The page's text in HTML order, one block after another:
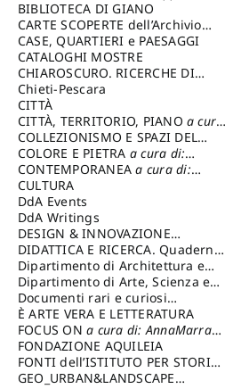
Lionello
BIBLIOTECA DI GIANO
CARTE SCOPERTE dell’Archivio
Storico Capitolino
CASE, QUARTIERI e PAESAGGI
CATALOGHI MOSTRE
CHIAROSCURO. RICERCHE DI
STORIA E STORIA DELL'ARTE
cura di: Di Carpegna Falconieri
Tommaso
Chieti-Pescara
CITTÀ
CITTÀ, TERRITORIO, PIANO a cura
di: Imbesi Giuseppe
COLLEZIONISMO E SPAZI DEL
COLLEZIONISMO a cura di:
Magnani Lauro
COLORE E PIETRA a cura di:
Selvaggi Giuseppe
CONTEMPORANEAa cura di:
Gubinelli Luna
CULTURA
DdA Events
DdA Writings
DESIGN & INNOVAZIONE
TECNOLOGICAa cura di: Vallicelli
Andrea
DIDATTICA E RICERCA. Quaderni
della Scuola
Dipartimento di Architettura e
Analisi della Città Mediterranea
Dipartimento di Arte, Scienza e
Tecnica del Costuire
Documenti rari e curiosi
dall'Archivio Segreto
È ARTE VERA E LETTERATURA
FOCUS ONa cura di: AnnaMarra
Contemporanea
FONDAZIONE AQUILEIA
FONTI dell’ISTITUTO PER STORIA
DEL RISORGIMENTO
GEO_URBAN&LANDSCAPE